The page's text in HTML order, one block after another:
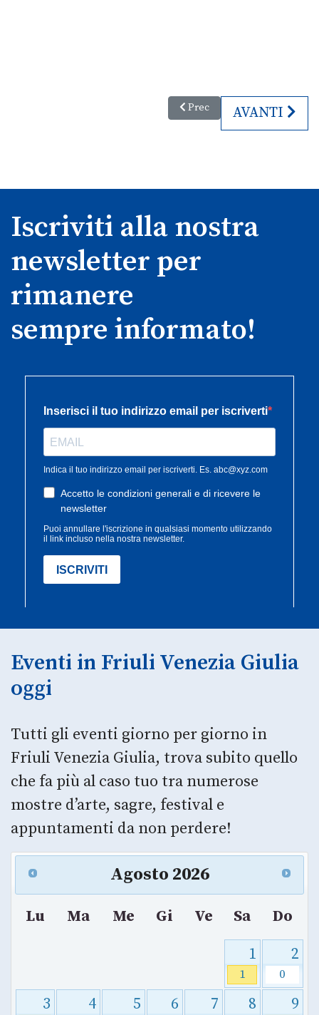
Articolo precedente:
Prec ARTICOLO
AVANTI
Iscriviti alla nostra
newsletter per
rimanere
sempre informato!
Eventi in Friuli Venezia Giulia
oggi
Tutti gli eventi giorno per giorno in
Friuli Venezia Giulia, trova subito quello
che fa più al caso tuo tra numerose
mostre d’arte, sagre, festival e
appuntamenti da non perdere!
Agosto 2026
Lu Ma Me Gi Ve Sa
Do
1
1
2
0
3 4 5 6 7 8 9